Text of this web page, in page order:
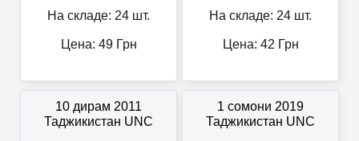
На складе: 24 шт.
Цена: 49Грн
На складе: 24 шт.
Цена: 42 Грн
10 дирам 2011
Таджикистан UNC
1 сомони 2019
Таджикистан UNC